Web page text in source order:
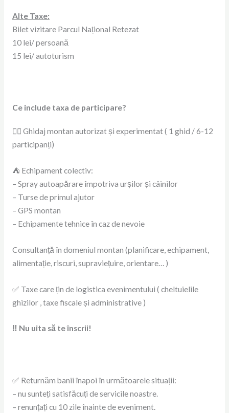
Alte Taxe:
Bilet vizitare Parcul Național Retezat
10 lei/ persoană
15 lei/ autoturism
Ce include taxa de participare?
🧗‍♂️ Ghidaj montan autorizat și experimentat ( 1 ghid / 6-12
participanți)
⛺ Echipament colectiv:
– Spray autoapărare împotriva urșilor și câinilor
– Turse de primul ajutor
– GPS montan
– Echipamente tehnice în caz de nevoie
Consultanță în domeniul montan (planificare, echipament,
alimentație, riscuri, supraviețuire, orientare… )
✅ Taxe care țin de logistica evenimentului ( cheltuielile
ghizilor , taxe fiscale și administrative )
‼ Nu uita să te înscrii!
✅ Returnăm banii înapoi în următoarele situații:
– nu sunteți satisfăcuți de servicile noastre.
– renunțați cu 10 zile înainte de eveniment.